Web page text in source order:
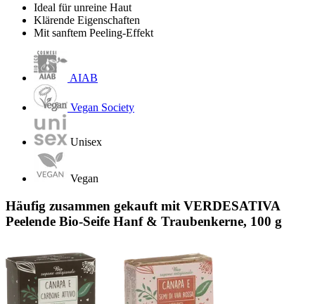
Ideal für unreine Haut
Klärende Eigenschaften
Mit sanftem Peeling-Effekt
AIAB
Vegan Society
Unisex
Vegan
Häufig zusammen gekauft mit VERDESATIVA
Peelende Bio-Seife Hanf & Traubenkerne, 100 g